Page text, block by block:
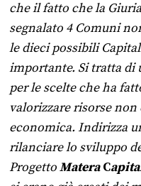
che il fatto che la
segnalato 4 Comuni
le dieci possibili
importante. Si tratta di
per le scelte che ha
valorizzare risorse
economica. Indirizza
rilanciare lo sviluppo
ProgettoMateraC